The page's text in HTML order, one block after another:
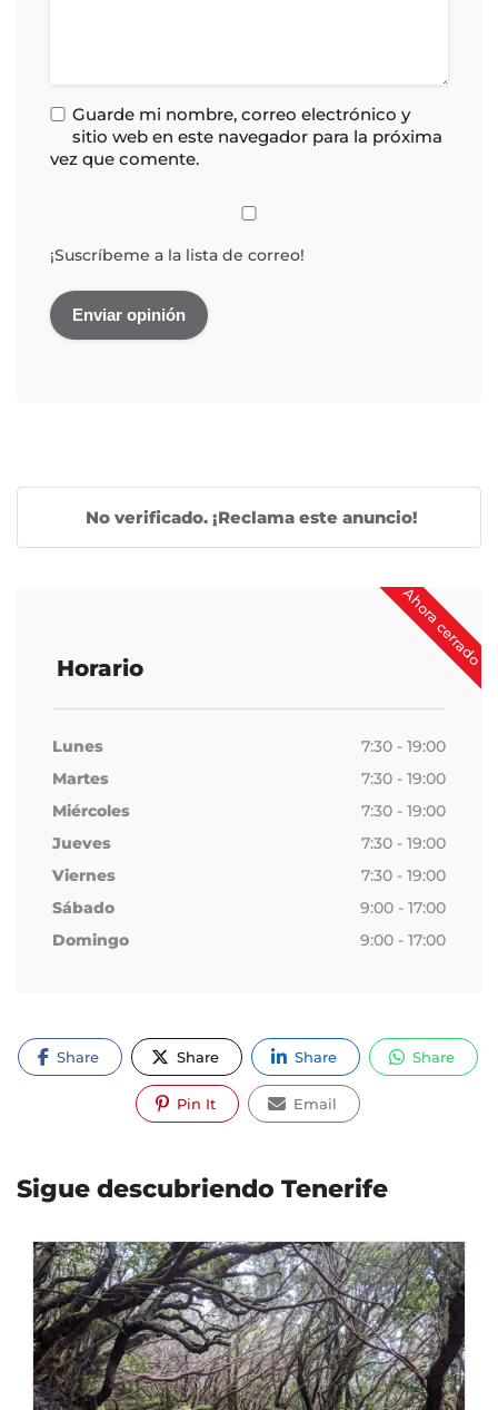
Guarde mi nombre, correo electrónico y
sitio web en este navegador para la próxima
vez que comente.
¡Suscríbeme a la lista de correo!
No verificado. ¡Reclama este anuncio!
Ahora cerrado
Horario
Lunes
7:30 - 19:00
Martes
7:30 - 19:00
Miércoles
7:30 - 19:00
Jueves
7:30 - 19:00
Viernes
7:30 - 19:00
Sábado
9:00 - 17:00
Domingo
9:00 - 17:00
Share Share Share Share
Pin It Email
Sigue descubriendo Tenerife